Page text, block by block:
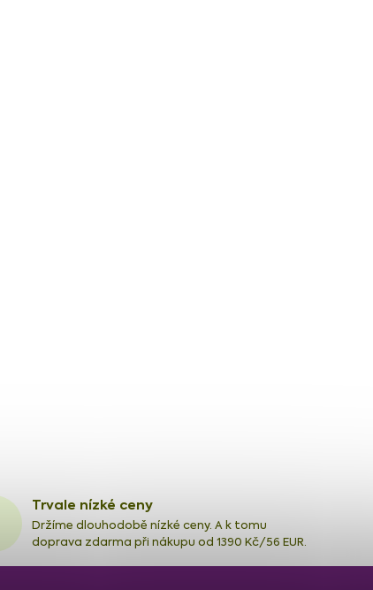
Trvale nízké ceny
Držíme dlouhodobě nízké ceny. A k tomu
doprava zdarma při nákupu od 1390 Kč/56 EUR.